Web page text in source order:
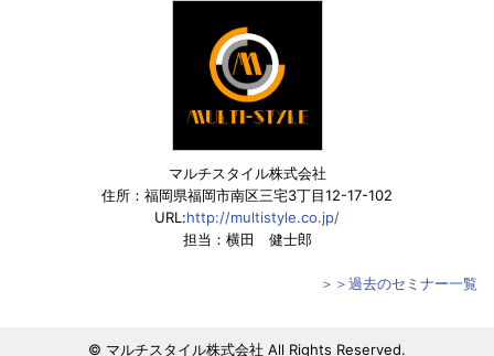
マルチスタイル株式会社
住所：福岡県福岡市南区三宅3丁目12-17-102
URL:http://multistyle.co.jp/
担当：横田 健士郎
＞＞過去のセミナー一覧
© マルチスタイル株式会社 All Rights Reserved.